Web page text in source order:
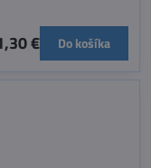
€ Do košíka